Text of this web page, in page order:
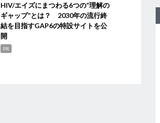
HIV/エイズにまつわる6つの“理解の
ギャップ”とは？ 2030年の流行終
結を目指すGAP6の特設サイトを公
開
PR